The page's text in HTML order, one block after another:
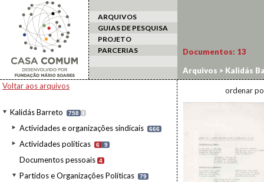
ARQUIVOS
GUIAS DE PESQUISA
PROJETO
PARCERIAS
Voltar aos arquivos
Kalidás Barreto 758 I
Actividades e organizações sindicais 666
Actividades políticas 6 9
Documentos pessoais 4
Partidos e Organizações Políticas 79
Documentos: 13
Arquivos > Kalidás
ordenar